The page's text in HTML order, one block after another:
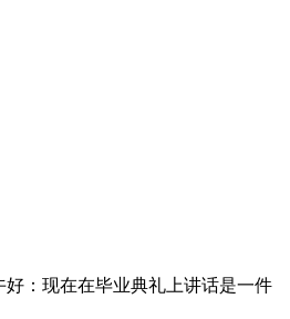
：现在在毕业典礼上讲话是一件